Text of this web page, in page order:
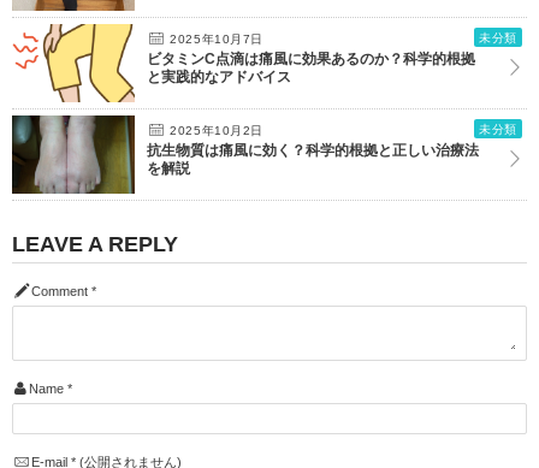
2025年10月7日 未分類
ビタミンC点滴は痛風に効果あるのか？科学的根拠
と実践的なアドバイス
2025年10月2日 未分類
抗生物質は痛風に効く？科学的根拠と正しい治療法
を解説
LEAVE A REPLY
Comment *
Name *
E-mail *(公開されません)